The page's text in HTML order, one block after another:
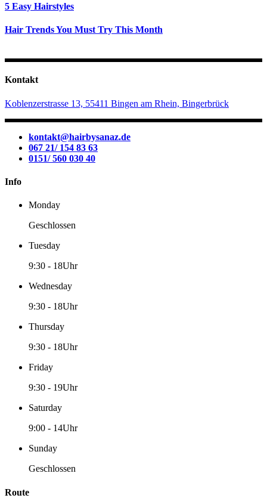
5 Easy Hairstyles
Hair Trends You Must Try This Month
Kontakt
Koblenzerstrasse 13, 55411 Bingen am Rhein, Bingerbrück
kontakt@hairbysanaz.de
067 21/ 154 83 63
0151/ 560 030 40
Info
Monday
Geschlossen
Tuesday
9:30 - 18Uhr
Wednesday
9:30 - 18Uhr
Thursday
9:30 - 18Uhr
Friday
9:30 - 19Uhr
Saturday
9:00 - 14Uhr
Sunday
Geschlossen
Route